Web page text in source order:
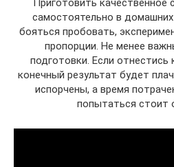
Приготовить качественное
самостоятельно в домашних
бояться пробовать,
пропорции. Не менее
подготовки. Если отнестись
конечный результат будет
испорчены, а время
попытаться стоит